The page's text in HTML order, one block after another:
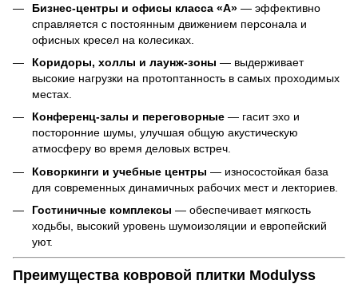
Бизнес-центры и офисы класса «А» — эффективно
справляется с постоянным движением персонала и
офисных кресел на колесиках.
Коридоры, холлы и лаунж-зоны — выдерживает
высокие нагрузки на протоптанность в самых проходимых
местах.
Конференц-залы и переговорные — гасит эхо и
посторонние шумы, улучшая общую акустическую
атмосферу во время деловых встреч.
Коворкинги и учебные центры — износостойкая база
для современных динамичных рабочих мест и лекториев.
Гостиничные комплексы — обеспечивает мягкость
ходьбы, высокий уровень шумоизоляции и европейский
уют.
Преимущества ковровой плитки Modulyss